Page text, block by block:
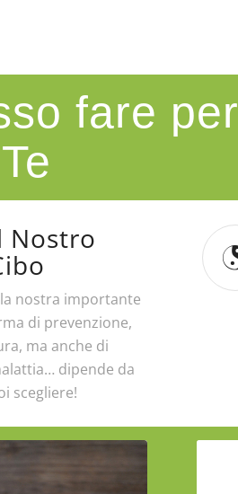
fare per
Te
Nostro
la nostra importante
di prevenzione,
ma anche di
dipende da
scegliere!